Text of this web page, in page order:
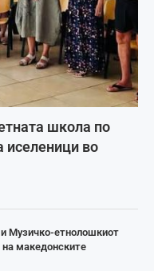
школа по
иселеници во
Музичко-етнолошкиот
македонските